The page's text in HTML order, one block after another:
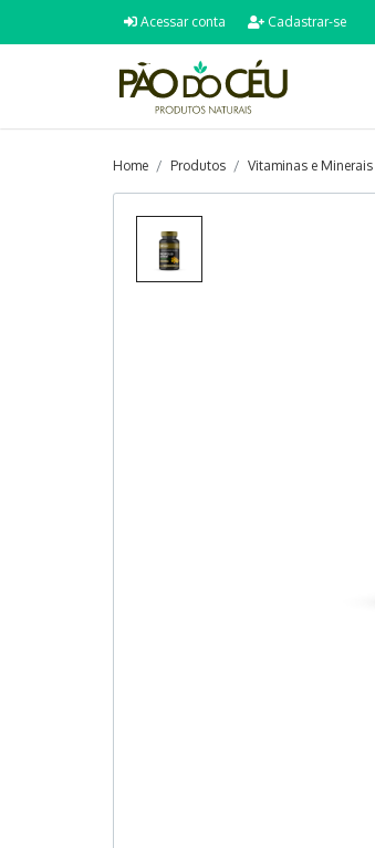
Acessar conta Cadastrar-se
Home Produtos Vitaminas e Minerais